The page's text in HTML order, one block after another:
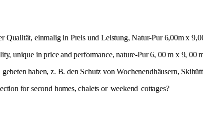
Qualität, einmalig in Preis und Leistung, Natur-Pur 6,00m x
unique in price and performance, nature-Pur 6, 00 m x 9, 00
haben, z. B. den Schutz von Wochenendhäusern,
for second homes, chalets or weekend cottages?